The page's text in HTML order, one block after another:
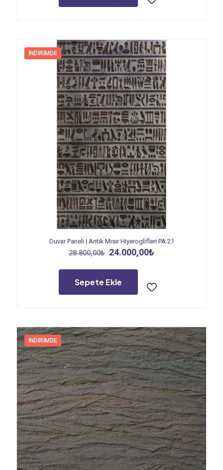
İNDIRIMDE
Duvar Paneli | Antik Mısır Hiyeroglifleri PA 21
28.800,00₺ Orijinal
28.800,00₺.
24.000,00₺
Sepete Ekle
İNDIRIMDE